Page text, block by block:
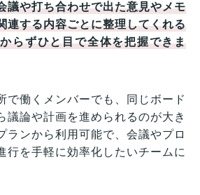
議や打ち合わせで出た意見やメモ
連する内容ごとに整理してくれる
らずひと目で全体を把握できま
で働くメンバーでも、同じボード
議論や計画を進められるのが大き
ランから利用可能で、会議やプロ
行を手軽に効率化したいチームに